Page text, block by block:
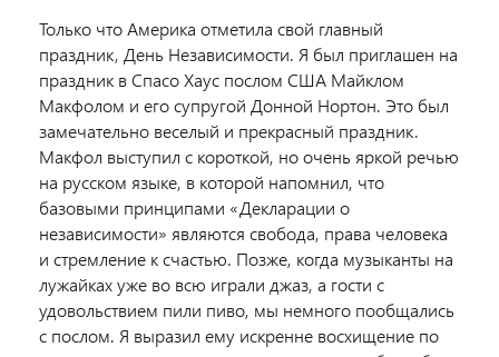
Только что Америка отметила свой главный
праздник, День Независимости. Я был приглашен на
праздник в Спасо Хаус послом США Майклом
Макфолом и его супругой Донной Нортон. Это был
замечательно веселый и прекрасный праздник.
Макфол выступил с короткой, но очень яркой речью
на русском языке, в которой напомнил, что
базовыми принципами «Декларации о
независимости» являются свобода, права человека
и стремление к счастью. Позже, когда музыканты на
лужайках уже во всю играли джаз, а гости с
удовольствием пили пиво, мы немного пообщались
с послом. Я выразил ему искренне восхищение по